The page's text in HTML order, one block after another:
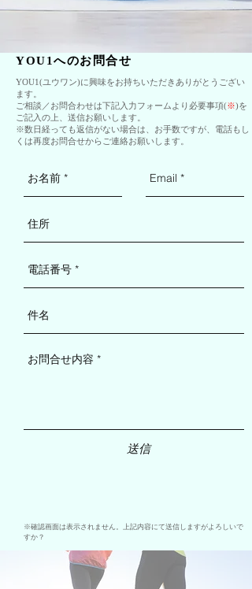
YOU1へのお問合せ
YOU1(ユウワン)に興味をお持ちいただきありがとうござい
ます。
ご相談／お問合わせは下記入力フォームより必要事項(※)を
ご記入の上、送信お願いします。
​※数日経っても返信がない場合は、お手数ですが、 電話もし
くは再度お問合せからご連絡お願いします。
送信
※確認画面は表示されません。上記内容にて送信しますがよろしいで
すか？